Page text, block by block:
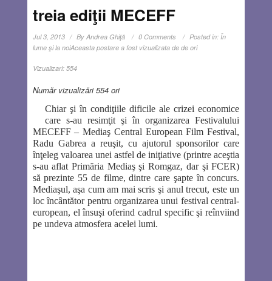
treia ediţii MECEFF
Jul 3, 2013 By Andrea Ghiţă 0 Comments Posted in: În
lume şi la noiAceasta postare a fost vizualizata de de ori
Vizualizari: 554
Număr vizualizări 554 ori
Chiar şi în condiţiile dificile ale crizei economice
care s-au resimţit şi în organizarea Festivalului
MECEFF – Mediaş Central European Film Festival,
Radu Gabrea a reuşit, cu ajutorul sponsorilor care
înţeleg valoarea unei astfel de iniţiative (printre aceştia
s-au aflat Primăria Mediaş şi Romgaz, dar şi FCER)
să prezinte 55 de filme, dintre care şapte în concurs.
Mediaşul, aşa cum am mai scris şi anul trecut, este un
loc încântător pentru organizarea unui festival central-
european, el însuşi oferind cadrul specific şi reînviind
pe undeva atmosfera acelei lumi.